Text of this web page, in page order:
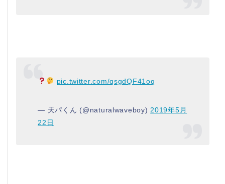
pic.twitter.com/qsgdQF41oq
— 天パくん (@naturalwaveboy) 2019年5月
22日